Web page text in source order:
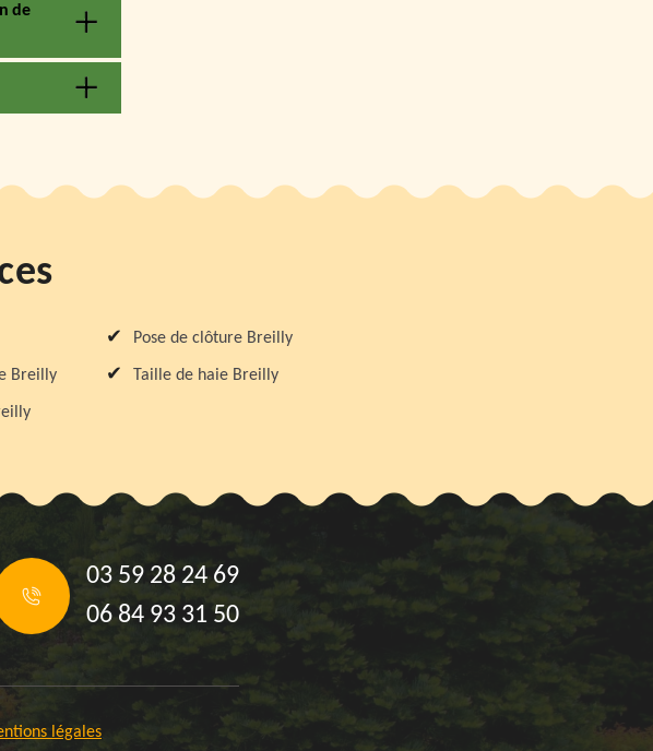
de
Breilly
Pose de clôture Breilly
Taille de haie Breilly
03 59 28 24 69
06 84 93 31 50
légales